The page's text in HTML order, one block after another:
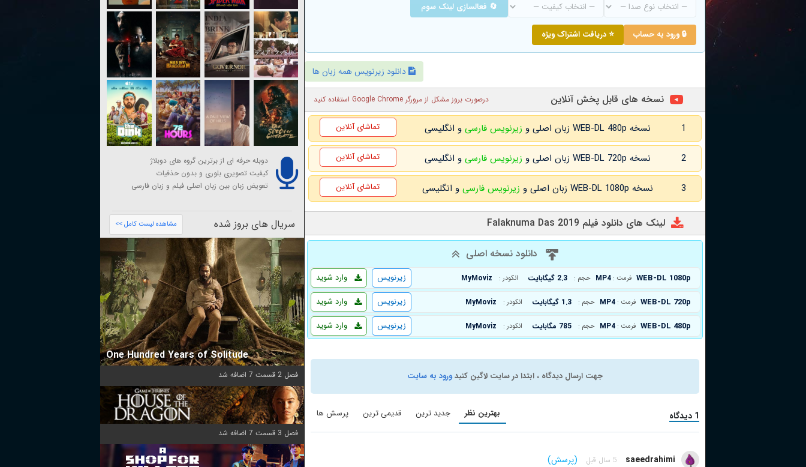
🔄 فعالسازی لینک سوم
🔒 ورود به حساب ⭐ دریافت اشتراک ویژه
دانلود زیرنویس همه زبان ها
نسخه های قابل پخش آنلاین درصورت بروز مشکل از مرورگر Google Chrome استفاده کنید
1 نسخه WEB-DL 480p زبان اصلی و زیرنویس فارسی و انگلیسی تماشای آنلاین
2 نسخه WEB-DL 720p زبان اصلی و زیرنویس فارسی و انگلیسی تماشای آنلاین
3 نسخه WEB-DL 1080p زبان اصلی و زیرنویس فارسی و انگلیسی تماشای آنلاین
لینک های دانلود فیلم Falaknuma Das 2019
دانلود نسخه اصلی
WEB-DL 1080p فرمت : MP4 حجم : 2.3 گیگابایت انکودر : MyMoviz وارد شوید
زیرنویس
WEB-DL 720p فرمت : MP4 حجم : 1.3 گیگابایت انکودر : MyMoviz وارد شوید
زیرنویس
WEB-DL 480p فرمت : MP4 حجم : 785 مگابایت انکودر : MyMoviz وارد شوید زیرنویس
جهت ارسال دیدگاه ، ابتدا در سایت لاگین کنیدورود به سایت
1 دیدگاه بهترین نظر جدید ترین قدیمی ترین پرسش ها
saeedrahimi 5 سال قبل (پرسش)
دوبله حرفه ای از برترین گروه های دوبلاژ
کیفیت تصویری بلوری و بدون حذفیات
تعویض زبان بین زبان اصلی فیلم و زبان فارسی
سریال های بروز شده مشاهده لیست کامل >>
One Hundred Years of Solitude
فصل 2 قسمت 7 اضافه شد
فصل 3 قسمت 7 اضافه شد